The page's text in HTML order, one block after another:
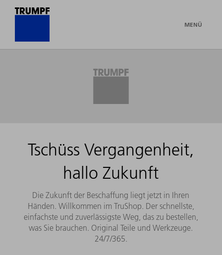
MENÜ
Tschüss Vergangenheit,
hallo Zukunft
Die Zukunft der Beschaffung liegt jetzt in Ihren
Händen. Willkommen im TruShop. Der schnellste,
einfachste und zuverlässigste Weg, das zu bestellen,
was Sie brauchen. Original Teile und Werkzeuge.
24/7/365.